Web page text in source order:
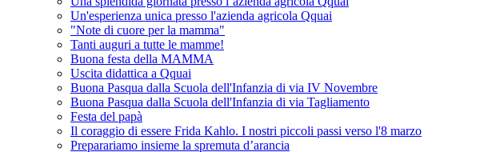
Un'esperienza unica presso l'azienda agricola Qquai
"Note di cuore per la mamma"
Tanti auguri a tutte le mamme!
Buona festa della MAMMA
Uscita didattica a Qquai
Buona Pasqua dalla Scuola dell'Infanzia di via IV Novembre
Buona Pasqua dalla Scuola dell'Infanzia di via Tagliamento
Festa del papà
Il coraggio di essere Frida Kahlo. I nostri piccoli passi verso l'8 marzo
Preparariamo insieme la spremuta d’arancia